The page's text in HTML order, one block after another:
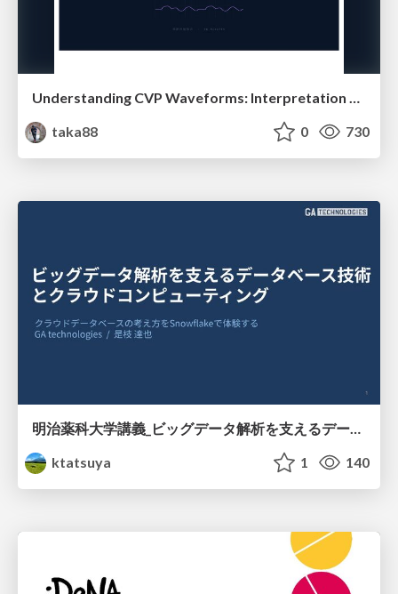
taka88
0 730
明治薬科大学講義_ビッグデータ解析を支えるデータベース技術とクラウドコンピューティング
ktatsuya
1 140